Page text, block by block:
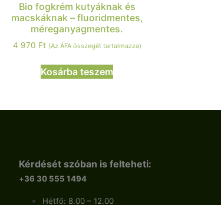
Bio fogkrém kutyáknak és
macskáknak – fluoridmentes,
méreganyagmentes.
4 970 Ft (Az ÁFA összegét tartalmazza)
Kosárba teszem
Kérdését szóban is felteheti:
+36 30 555 1494
Hétfő: 8.00 – 12.00